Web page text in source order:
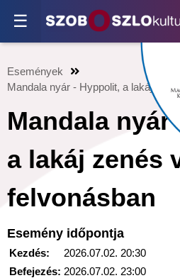
☰
Események
Mandala nyár - Hyppolit, a lakáj
Mandala nyár
a lakáj zenés
felvonásban
Esemény időpontja
Kezdés:
2026.07.02. 20:30
Befejezés: 2026.07.02. 23:00